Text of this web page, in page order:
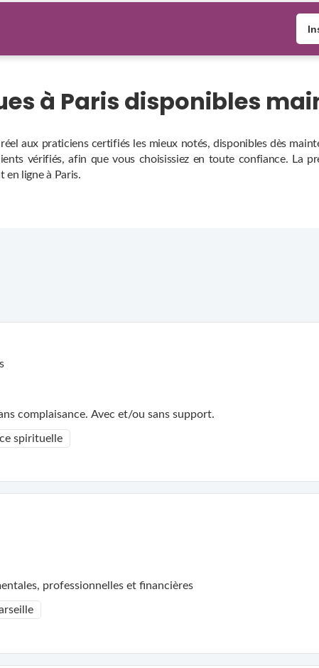
à Paris disponibles
aux praticiens certifiés les mieux notés, disponibles dès
vérifiés, afin que vous choisissiez en toute confiance. La
en ligne à Paris.
complaisance. Avec et/ou sans support.
spirituelle
professionnelles et financières